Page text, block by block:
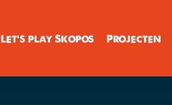
Let’s play Skopos Projecten